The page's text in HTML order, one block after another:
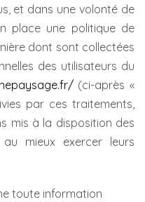
et dans une volonté de
place une politique de
dont sont collectées
des utilisateurs du
(ci-après «
par ces traitements,
mis à la disposition des
au mieux exercer leurs
toute information